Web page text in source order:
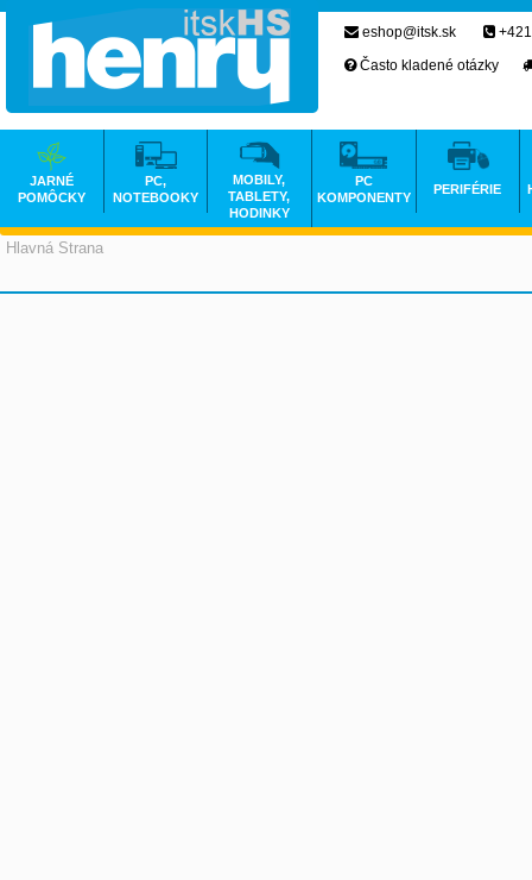
Hlavná Strana
eshop@itsk.sk
Často kladené otázky
JARNÉ
POMÔCKY
PC,
NOTEBOOKY
MOBILY,
TABLETY,
HODINKY
PC
KOMPONENTY
PERIFÉRIE